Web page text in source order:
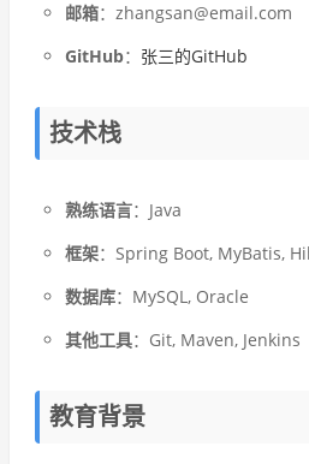
邮箱：zhangsan@email.com
GitHub： 张三的GitHub
技术栈
熟练语言：Java
框架：Spring Boot, MyBatis,
数据库：MySQL, Oracle
其他工具：Git, Maven, Jenkins
教育背景